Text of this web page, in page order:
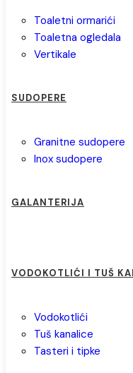
toaletni ormarići
toaletna ogledala
vertikale
SUDOPERE
granitne sudopere
inox sudopere
GALANTERIJA
VODOKOTLIĆI I TUŠ
vodokotlići
tuš kanalice
tasteri i tipke